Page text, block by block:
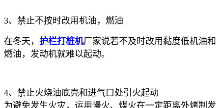
3、禁止不按时改用机油，燃油
在冬天， 护栏打桩机厂家说若不及时改用黏度低机油和
燃油，发动机就难以起动。
4、禁止火烧油底壳和进气口处引火起动
为避免发生火灾，运用慢火、煤火在一定距离外烤制发